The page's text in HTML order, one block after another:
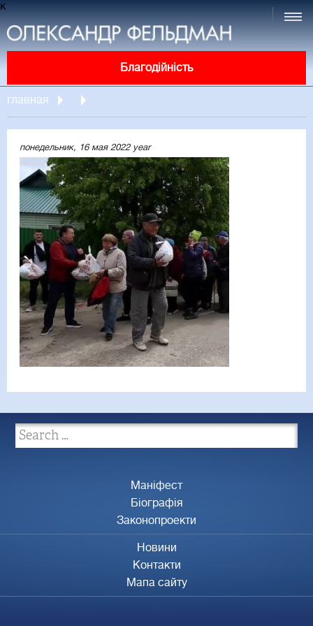
к
Благодійність
главная
понедельник, 16 мая 2022 year
Маніфест
Біографія
Законопроекти
Новини
Контакти
Мапа сайту